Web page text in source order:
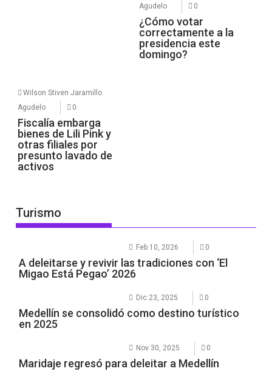
Agudelo
0
¿Cómo votar
correctamente a la
presidencia este
domingo?
Wilson Stiven Jaramillo
Agudelo
0
Fiscalía embarga
bienes de Lili Pink y
otras filiales por
presunto lavado de
activos
Turismo
Feb 10, 2026 0
A deleitarse y revivir las tradiciones con ‘El
Migao Está Pegao’ 2026
Dic 23, 2025 0
Medellín se consolidó como destino turístico
en 2025
Nov 30, 2025 0
Maridaje regresó para deleitar a Medellín